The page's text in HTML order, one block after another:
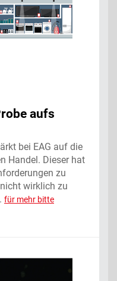
aufs
bei EAG auf die
Handel. Dieser hat
zu
wirklich zu
für mehr bitte